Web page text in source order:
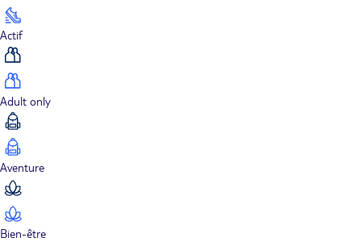
Actif
Adult only
Aventure
Bien-être